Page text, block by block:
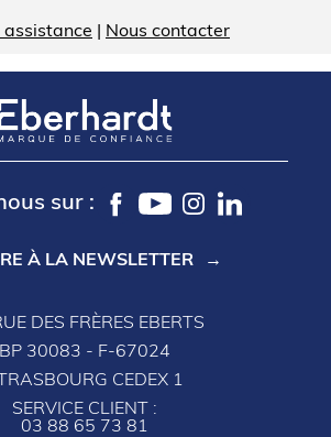
assistance Nous contacter
sur :
À LA NEWSLETTER
DES FRÈRES EBERTS
BP 30083 - F-67024
CEDEX 1
SERVICE CLIENT :
03 88 65 73 81